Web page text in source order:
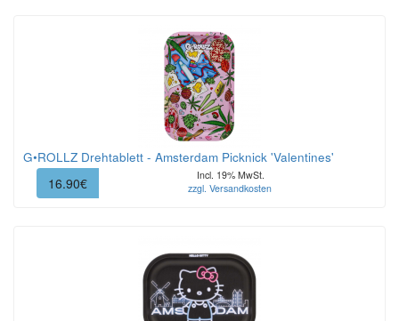
G•ROLLZ Drehtablett - Amsterdam Picknick 'Valentines'
16.90€
Incl. 19% MwSt.
zzgl. Versandkosten